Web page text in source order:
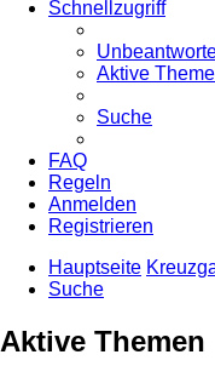
Schnellzugriff
Aktive
Suche
FAQ
Regeln
Anmelden
Registrieren
Hauptseite
Suche
Aktive Themen